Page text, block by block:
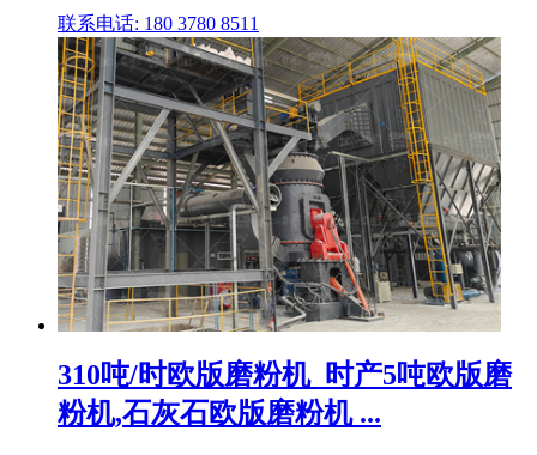
联系电话: 180 3780 8511
310吨/时欧版磨粉机_时产5吨欧版磨
粉机,石灰石欧版磨粉机 ...